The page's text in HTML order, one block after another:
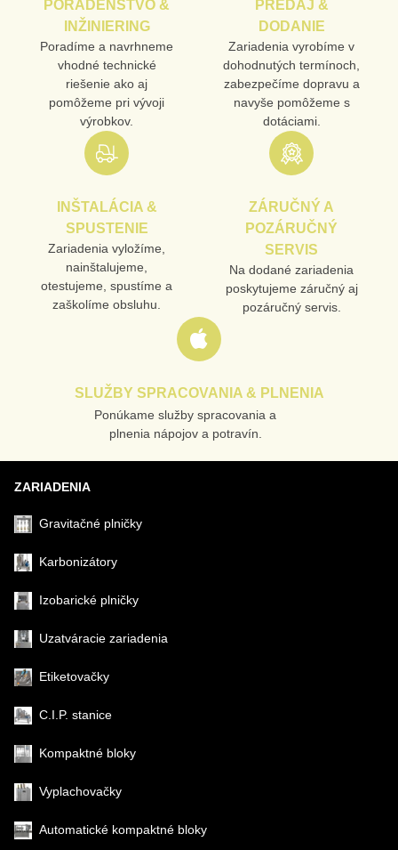
PORADENSTVO &
INŽINIERING
Poradíme a navrhneme
vhodné technické
riešenie ako aj
pomôžeme pri vývoji
výrobkov.
PREDAJ &
DODANIE
Zariadenia vyrobíme v
dohodnutých termínoch,
zabezpečíme dopravu a
navyše pomôžeme s
dotáciami.
INŠTALÁCIA &
SPUSTENIE
Zariadenia vyložíme,
nainštalujeme,
otestujeme, spustíme a
zaškolíme obsluhu.
ZÁRUČNÝ A
POZÁRUČNÝ
SERVIS
Na dodané zariadenia
poskytujeme záručný aj
pozáručný servis.
SLUŽBY SPRACOVANIA & PLNENIA
Ponúkame služby spracovania a
plnenia nápojov a potravín.
ZARIADENIA
Gravitačné plničky
Karbonizátory
Izobarické plničky
Uzatváracie zariadenia
Etiketovačky
C.I.P. stanice
Kompaktné bloky
Vyplachovačky
Automatické kompaktné bloky